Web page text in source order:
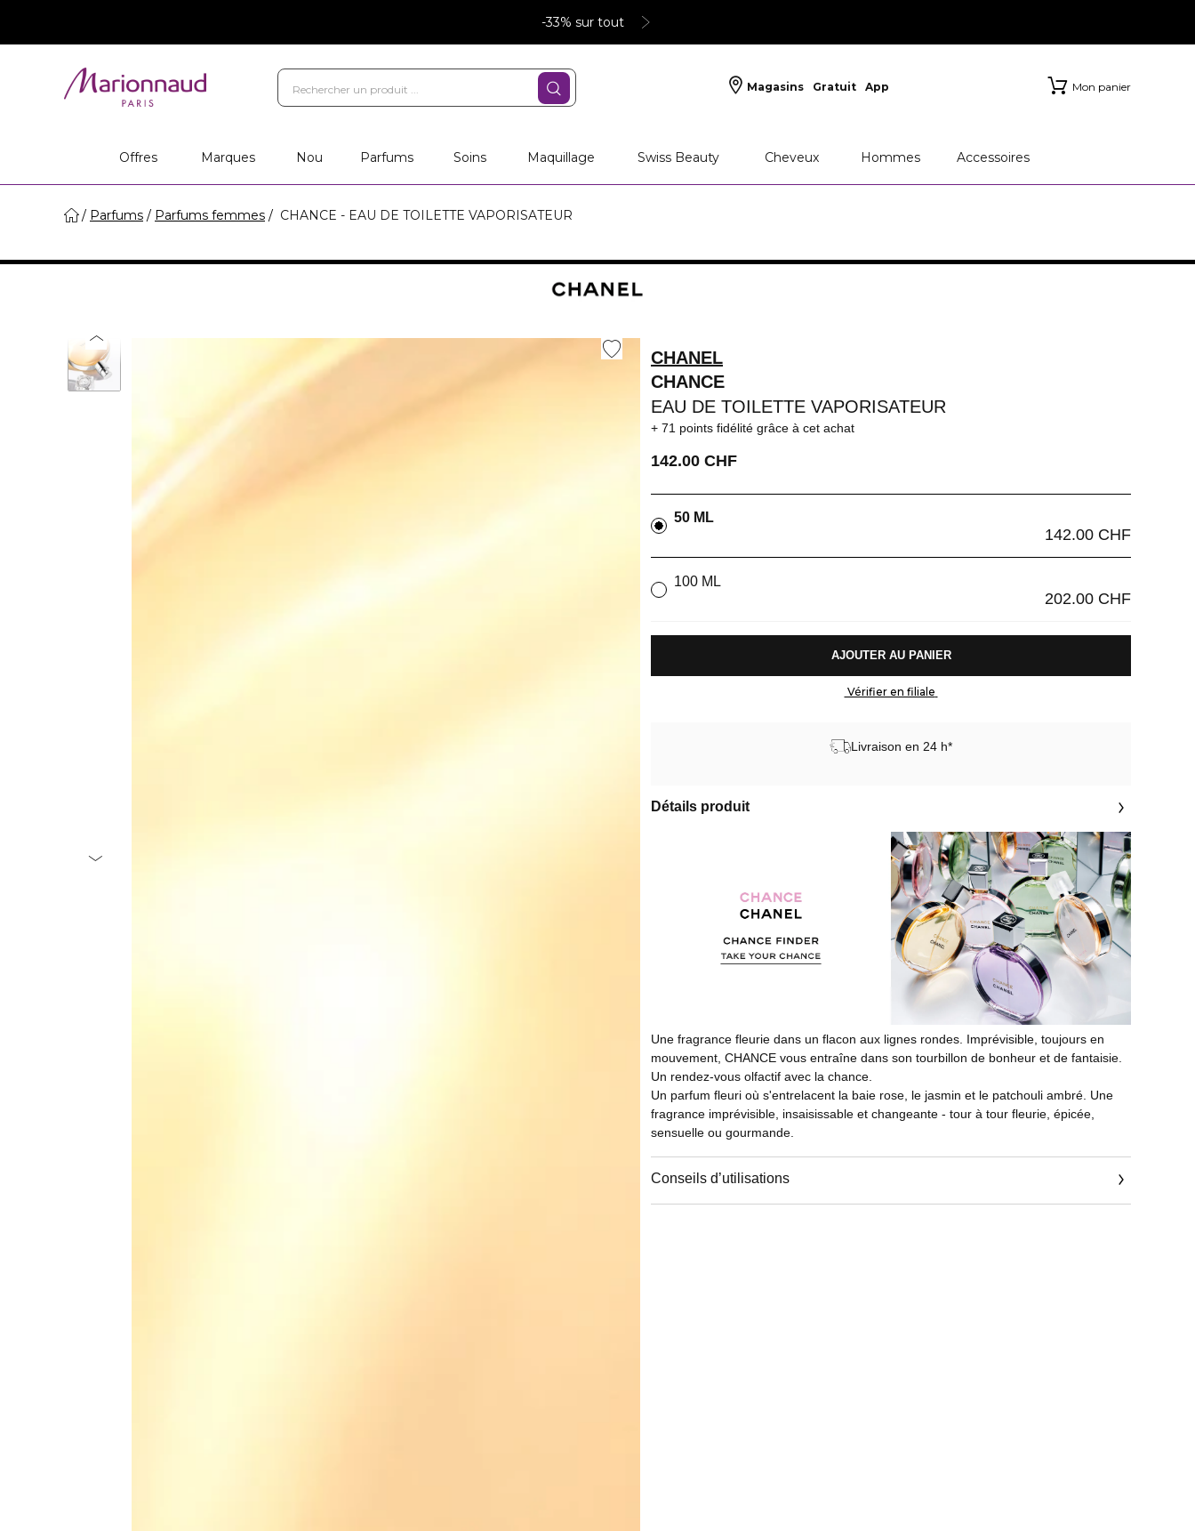
-33% sur tout
Magasins Gratuit App Mon panier
Offres Marques Nou Parfums Soins Maquillage Swiss Beauty Cheveux Hommes Accessoires
Parfums Parfums femmes CHANCE - EAU DE TOILETTE VAPORISATEUR
CHANEL
CHANCE
EAU DE TOILETTE VAPORISATEUR
71 points fidélité grâce à cet achat
142.00 CHF
50 ML
142.00 CHF
100 ML
202.00 CHF
AJOUTER AU PANIER
Livraison en 24 h*
Détails produit
Une fragrance fleurie dans un flacon aux lignes rondes. Imprévisible, toujours en
mouvement, CHANCE vous entraîne dans son tourbillon de bonheur et de fantaisie.
Un rendez-vous olfactif avec la chance.
Un parfum fleuri où s'entrelacent la baie rose, le jasmin et le patchouli ambré. Une
fragrance imprévisible, insaisissable et changeante - tour à tour fleurie, épicée,
sensuelle ou gourmande.
Conseils d’utilisations